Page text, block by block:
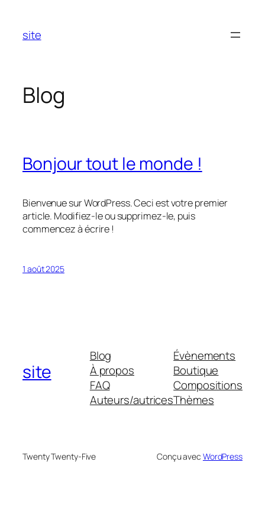
contenu
site
Blog
Bonjour tout le monde !
Bienvenue sur WordPress. Ceci est votre premier
article. Modifiez-le ou supprimez-le, puis
commencez à écrire !
1 août 2025
site
Blog
À propos
FAQ
Auteurs/autrices
Évènements
Boutique
Compositions
Thèmes
Twenty Twenty-Five Conçu avec WordPress